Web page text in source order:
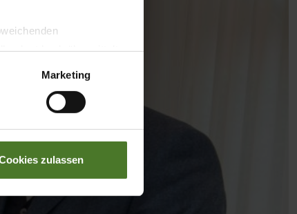
bzgl. übermittelter
Marketing
zulassen